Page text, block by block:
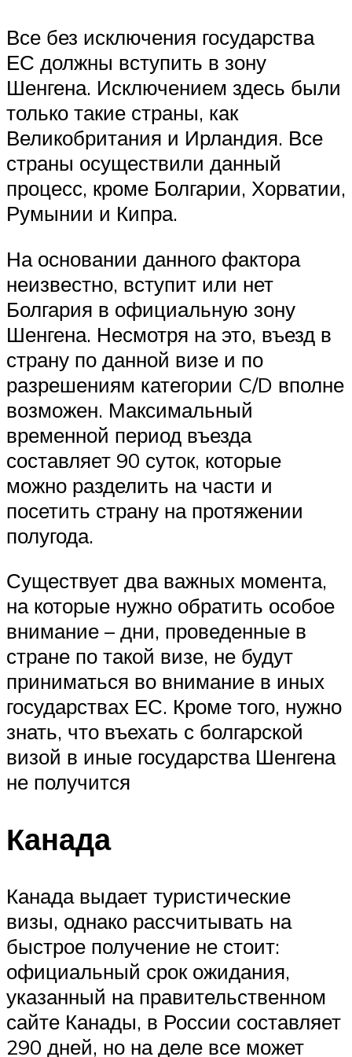
Все без исключения государства
ЕС должны вступить в зону
Шенгена. Исключением здесь были
только такие страны, как
Великобритания и Ирландия. Все
страны осуществили данный
процесс, кроме Болгарии, Хорватии,
Румынии и Кипра.
На основании данного фактора
неизвестно, вступит или нет
Болгария в официальную зону
Шенгена. Несмотря на это, въезд в
страну по данной визе и по
разрешениям категории C/D вполне
возможен. Максимальный
временной период въезда
составляет 90 суток, которые
можно разделить на части и
посетить страну на протяжении
полугода.
Существует два важных момента,
на которые нужно обратить особое
внимание – дни, проведенные в
стране по такой визе, не будут
приниматься во внимание в иных
государствах ЕС. Кроме того, нужно
знать, что въехать с болгарской
визой в иные государства Шенгена
не получится
Канада
Канада выдает туристические
визы, однако рассчитывать на
быстрое получение не стоит:
официальный срок ожидания,
указанный на правительственном
сайте Канады, в России составляет
290 дней, но на деле все может